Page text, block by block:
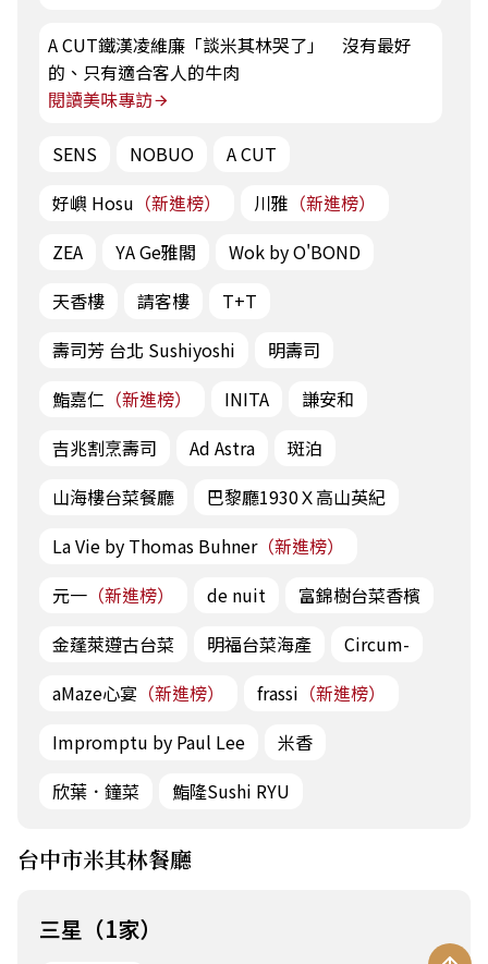
A CUT鐵漢凌維廉「談米其林哭了」 沒有最好
的、只有適合客人的牛肉
閱讀美味專訪
SENS NOBUO
A CUT
好嶼 Hosu （新進榜） 川雅 （新進榜）
ZEA
YA Ge雅閣
Wok by O'BOND
天香樓
請客樓
T+T
壽司芳 台北 Sushiyoshi
明壽司
鮨嘉仁 （新進榜） INITA
謙安和
吉兆割烹壽司
Ad Astra
斑泊
山海樓台菜餐廳
巴黎廳1930Ｘ高山英紀
La Vie by Thomas Buhner（新進榜）
元一 （新進榜） de nuit
富錦樹台菜香檳
金蓬萊遵古台菜
明福台菜海產
Circum-
aMaze心宴 （新進榜） frassi （新進榜）
Impromptu by Paul Lee
米香
欣葉．鐘菜
鮨隆Sushi RYU
台中市米其林餐廳
三星（1家）